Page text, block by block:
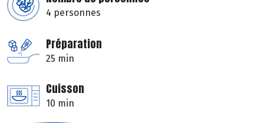
4 personnes
Préparation
25 min
Cuisson
10 min